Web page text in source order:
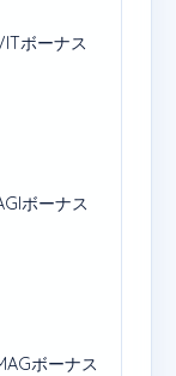
ボーナス
ボーナス
ボーナス